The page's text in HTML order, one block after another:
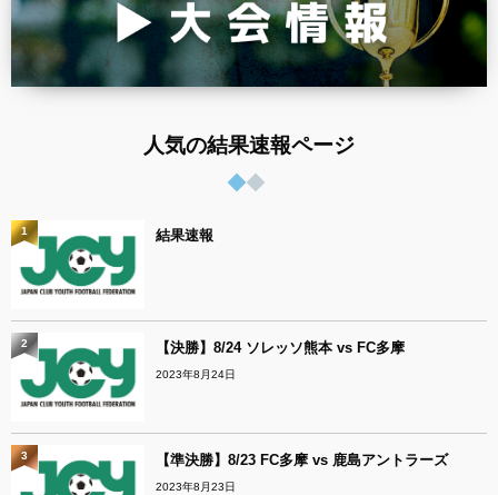
人気の結果速報ページ
結果速報
1
【決勝】8/24 ソレッソ熊本 vs FC多摩
2023年8月24日
2
【準決勝】8/23 FC多摩 vs 鹿島アントラーズ
2023年8月23日
3